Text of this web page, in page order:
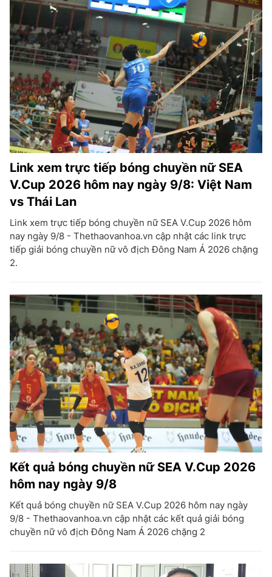
Link xem trực tiếp bóng chuyền nữ SEA
V.Cup 2026 hôm nay ngày 9/8: Việt Nam
vs Thái Lan
Link xem trực tiếp bóng chuyền nữ SEA V.Cup 2026 hôm
nay ngày 9/8 - Thethaovanhoa.vn cập nhật các link trực
tiếp giải bóng chuyền nữ vô địch Đông Nam Á 2026 chặng
2.
Kết quả bóng chuyền nữ SEA V.Cup 2026
hôm nay ngày 9/8
Kết quả bóng chuyền nữ SEA V.Cup 2026 hôm nay ngày
9/8 - Thethaovanhoa.vn cập nhật các kết quả giải bóng
chuyền nữ vô địch Đông Nam Á 2026 chặng 2